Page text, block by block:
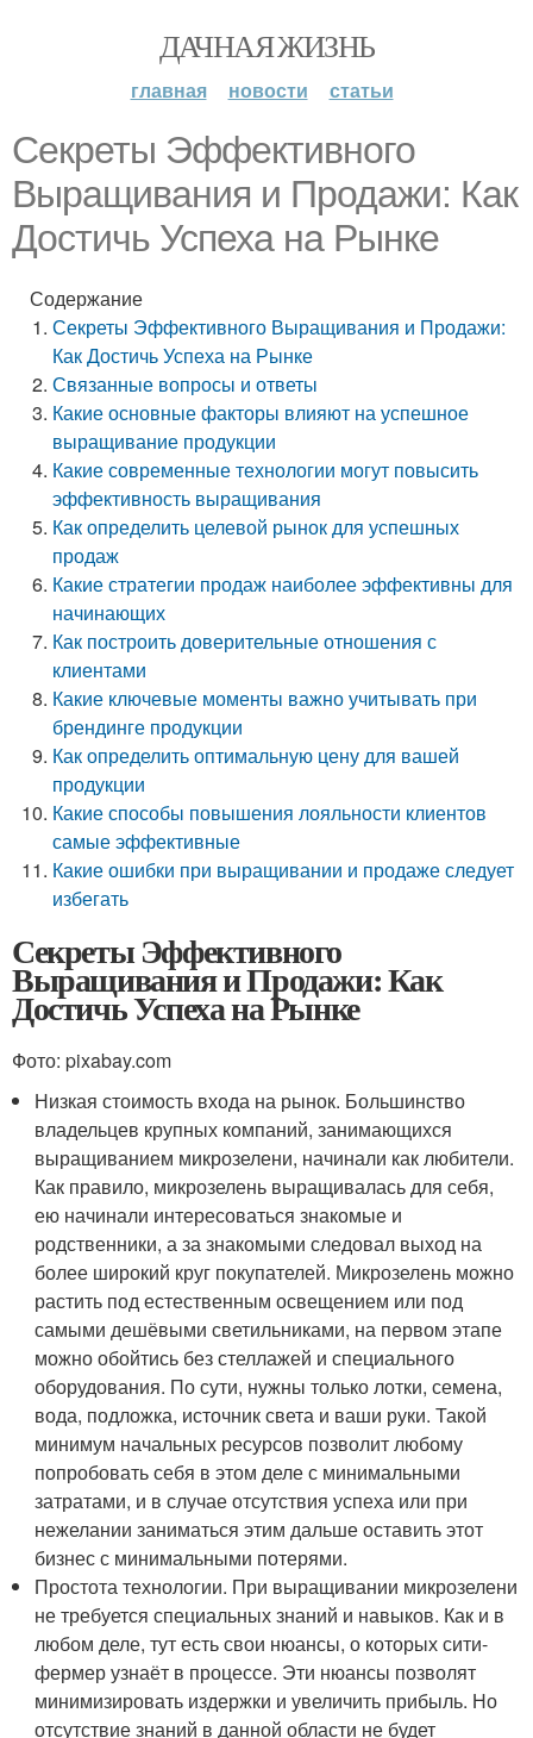
ДАЧНАЯ ЖИЗНЬ
главная новости статьи
Секреты Эффективного
Выращивания и Продажи: Как
Достичь Успеха на Рынке
Содержание
Секреты Эффективного Выращивания и Продажи:
Как Достичь Успеха на Рынке
Связанные вопросы и ответы
Какие основные факторы влияют на успешное
выращивание продукции
Какие современные технологии могут повысить
эффективность выращивания
Как определить целевой рынок для успешных
продаж
Какие стратегии продаж наиболее эффективны для
начинающих
Как построить доверительные отношения с
клиентами
Какие ключевые моменты важно учитывать при
брендинге продукции
Как определить оптимальную цену для вашей
продукции
Какие способы повышения лояльности клиентов
самые эффективные
Какие ошибки при выращивании и продаже следует
избегать
Секреты Эффективного
Выращивания и Продажи: Как
Достичь Успеха на Рынке
Фото: pixabay.com
Низкая стоимость входа на рынок. Большинство
владельцев крупных компаний, занимающихся
выращиванием микрозелени, начинали как любители.
Как правило, микрозелень выращивалась для себя,
ею начинали интересоваться знакомые и
родственники, а за знакомыми следовал выход на
более широкий круг покупателей. Микрозелень можно
растить под естественным освещением или под
самыми дешёвыми светильниками, на первом этапе
можно обойтись без стеллажей и специального
оборудования. По сути, нужны только лотки, семена,
вода, подложка, источник света и ваши руки. Такой
минимум начальных ресурсов позволит любому
попробовать себя в этом деле с минимальными
затратами, и в случае отсутствия успеха или при
нежелании заниматься этим дальше оставить этот
бизнес с минимальными потерями.
Простота технологии. При выращивании микрозелени
не требуется специальных знаний и навыков. Как и в
любом деле, тут есть свои нюансы, о которых сити-
фермер узнаёт в процессе. Эти нюансы позволят
минимизировать издержки и увеличить прибыль. Но
отсутствие знаний в данной области не будет